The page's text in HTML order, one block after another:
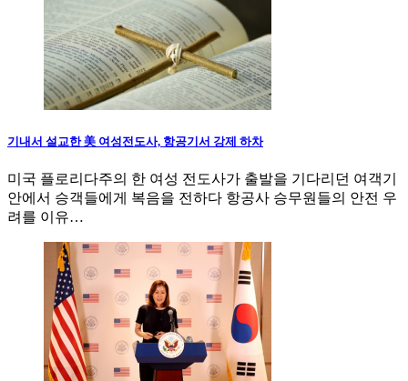
기내서 설교한 美 여성전도사, 항공기서 강제 하차
미국 플로리다주의 한 여성 전도사가 출발을 기다리던 여객기
안에서 승객들에게 복음을 전하다 항공사 승무원들의 안전 우
려를 이유…